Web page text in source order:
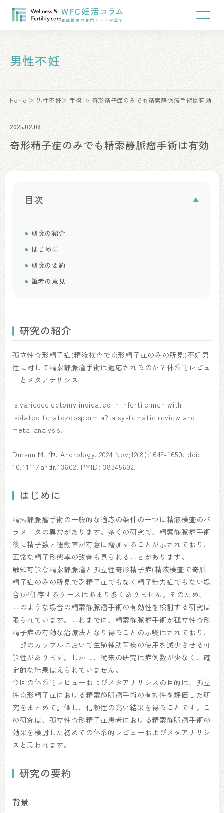
男性不妊
Home 男性不妊 手術 奇形精子症のみでも精索静脈瘤手術は有効
2025.02.08
奇形精子症のみでも精索静脈瘤手術は有効
目次
研究の紹介
はじめに
研究の要約
筆者の意見
研究の紹介
孤立性奇形精子症(精液検査で奇形精子症のみの所見)不妊男
性に対して精索静脈瘤手術は適応されるのか？体系的レビュ
ーとメタアナリシス
Is varicocelectomy indicated in infertile men with
isolated teratozoospermia? a systematic review and
meta-analysis.
Dursun M, 他. Andrology. 2024 Nov;12(8):1642-1650. doi:
10.1111/andr.13602. PMID: 38345602.
はじめに
精索静脈瘤手術の一般的な適応の条件の一つに精液検査のパ
ラメータの異常があります。多くの研究で、精索静脈瘤手術
後に精子数と運動率が有意に増加することが示されており、
正常な精子形態率の改善も見られることがあります。
触知可能な精索静脈瘤と孤立性奇形精子症(精液検査で奇形
精子症のみの所見で乏精子症でもなく精子無力症でもない場
合)が併存するケースはあまり多くありません。そのため、
このような場合の精索静脈瘤手術の有効性を検討する研究は
限られています。これまでに、精索静脈瘤手術が孤立性奇形
精子症の有効な治療法となり得ることの示唆はされており、
一部のカップルにおいて生殖補助医療の使用を減少させる可
能性があります。しかし、従来の研究は症例数が少なく、確
定的な結果はえられていません。
今回の体系的レビューおよびメタアナリシスの目的は、孤立
性奇形精子症における精索静脈瘤手術の有効性を評価した研
究をまとめて評価し、信頼性の高い結果を得ることです。こ
の研究は、孤立性奇形精子症患者における精索静脈瘤手術の
効果を検討した初めての体系的レビューおよびメタアナリシ
スと思われます。
研究の要約
背景